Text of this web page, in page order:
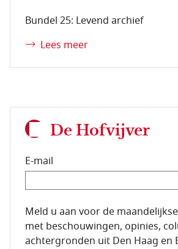
Bundel 25: Levend archief
Lees meer
De Hofvijver
E-mail
E-mailadres van de abonnee.
Meld u aan voor de
met beschouwingen, opinies,
achtergronden uit Den Haag en